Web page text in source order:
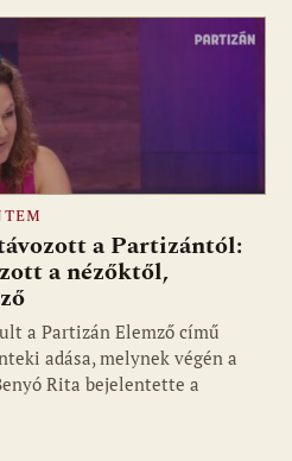
a Partizántól:
a nézőktől,
a Partizán Elemző című
adása, melynek végén a
Rita bejelentette a